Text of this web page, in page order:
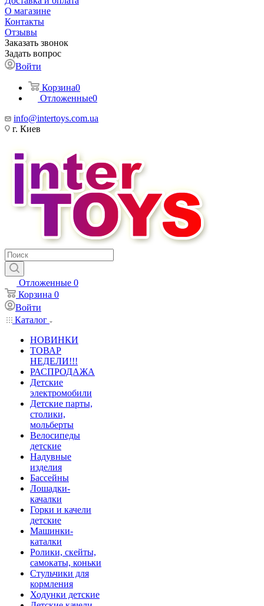
О магазине
Контакты
Отзывы
Заказать звонок
Задать вопрос
Войти
Корзина0
Отложенные0
info@intertoys.com.ua
г. Киев
Отложенные 0
Корзина 0
Войти
Каталог
НОВИНКИ
ТОВАР
НЕДЕЛИ!!!
РАСПРОДАЖА
Детские
электромобили
Детские парты,
столики,
мольберты
Велосипеды
детские
Надувные
изделия
Бассейны
Лошадки-
качалки
Горки и качели
детские
Машинки-
каталки
Ролики, скейты,
самокаты, коньки
Стульчики для
кормления
Ходунки детские